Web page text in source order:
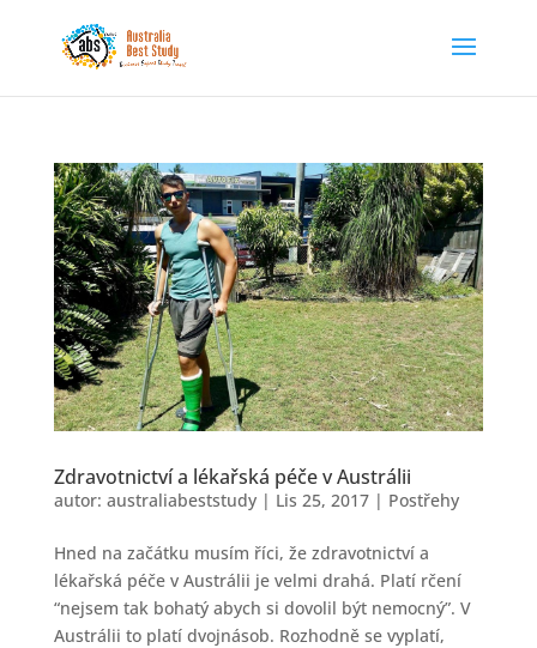
Zdravotnictví a lékařská péče v Austrálii
autor: australiabeststudy| Lis 25, 2017| Postřehy
Hned na začátku musím říci, že zdravotnictví a
lékařská péče v Austrálii je velmi drahá. Platí rčení
“nejsem tak bohatý abych si dovolil být nemocný”. V
Austrálii to platí dvojnásob. Rozhodně se vyplatí,